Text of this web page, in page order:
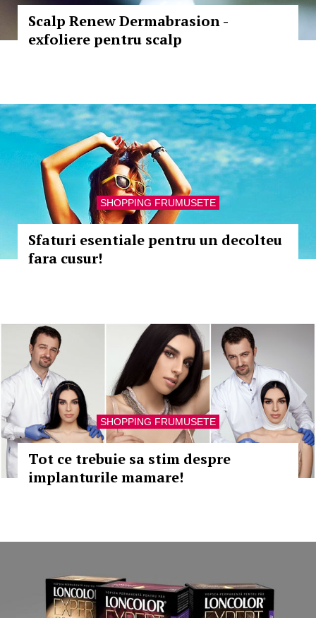
Scalp Renew Dermabrasion -
exfoliere pentru scalp
SHOPPING FRUMUSETE
Sfaturi esentiale pentru un decolteu
fara cusur!
SHOPPING FRUMUSETE
Tot ce trebuie sa stim despre
implanturile mamare!